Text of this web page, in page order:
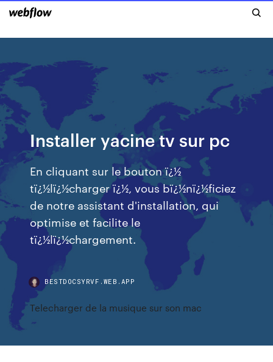
Installer yacine tv sur pc
En cliquant sur le bouton ï¿½
tï¿½lï¿½charger ï¿½, vous bï¿½nï¿½ficiez
de notre assistant d'installation, qui
optimise et facilite le
tï¿½lï¿½chargement.
BESTDOCSYRVF.WEB.APP
Telecharger de la musique sur son mac